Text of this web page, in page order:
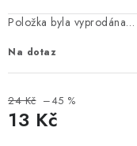
Položka byla vyprodána…
Na dotaz
24 Kč –45 %
13 Kč